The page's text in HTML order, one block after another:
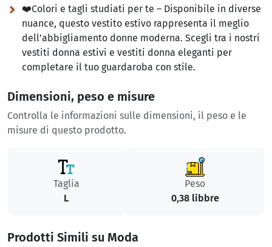
❤️Colori e tagli studiati per te – Disponibile in diverse
nuance, questo vestito estivo rappresenta il meglio
dell’abbigliamento donne moderna. Scegli tra i nostri
vestiti donna estivi e vestiti donna eleganti per
completare il tuo guardaroba con stile.
Dimensioni, peso e misure
Controlla le informazioni sulle dimensioni, il peso e le
misure di questo prodotto.
Taglia
L
Peso
0,38 libbre
Prodotti Simili su Moda